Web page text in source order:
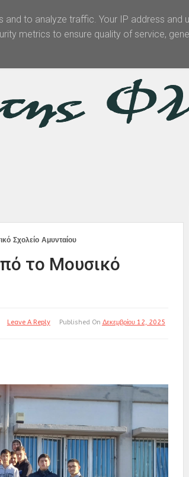
Άρθρα -Απόψεις Πολιτισμός
Σχολείο Αμυνταίου
το Μουσικό
Published On Δεκεμβρίου 12, 2025
Leave A Reply
to analyze traffic. Your IP address and
metrics to ensure quality of service,